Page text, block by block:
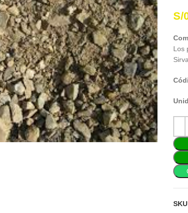
S/
Los